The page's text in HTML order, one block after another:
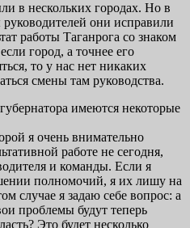
в нескольких городах. Но в
они исправили
работы Таганрога со знаком
город, а точнее его
то у нас нет никаких
смены там руководства.
имеются некоторые
я очень внимательно
работе не сегодня,
и команды. Если я
полномочий, я их лишу на
случае я задаю себе вопрос: а
проблемы будут теперь
Это будет несколько